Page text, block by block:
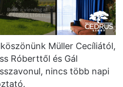
Müller Cecíliától,
Róberttől és Gál
nincs több napi